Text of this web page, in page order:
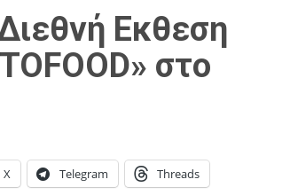
Εκθεση
στο
X Telegram Threads